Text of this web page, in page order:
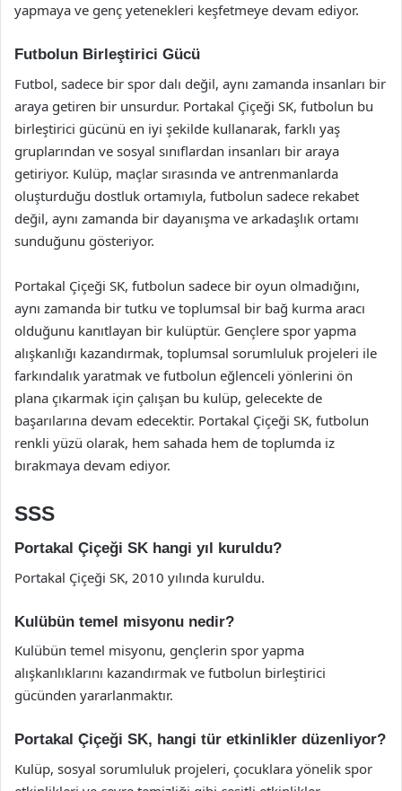
yapmaya ve genç yetenekleri keşfetmeye devam ediyor.
Futbolun Birleştirici Gücü
Futbol, sadece bir spor dalı değil, aynı zamanda insanları bir
araya getiren bir unsurdur. Portakal Çiçeği SK, futbolun bu
birleştirici gücünü en iyi şekilde kullanarak, farklı yaş
gruplarından ve sosyal sınıflardan insanları bir araya
getiriyor. Kulüp, maçlar sırasında ve antrenmanlarda
oluşturduğu dostluk ortamıyla, futbolun sadece rekabet
değil, aynı zamanda bir dayanışma ve arkadaşlık ortamı
sunduğunu gösteriyor.
Portakal Çiçeği SK, futbolun sadece bir oyun olmadığını,
aynı zamanda bir tutku ve toplumsal bir bağ kurma aracı
olduğunu kanıtlayan bir kulüptür. Gençlere spor yapma
alışkanlığı kazandırmak, toplumsal sorumluluk projeleri ile
farkındalık yaratmak ve futbolun eğlenceli yönlerini ön
plana çıkarmak için çalışan bu kulüp, gelecekte de
başarılarına devam edecektir. Portakal Çiçeği SK, futbolun
renkli yüzü olarak, hem sahada hem de toplumda iz
bırakmaya devam ediyor.
SSS
Portakal Çiçeği SK hangi yıl kuruldu?
Portakal Çiçeği SK, 2010 yılında kuruldu.
Kulübün temel misyonu nedir?
Kulübün temel misyonu, gençlerin spor yapma
alışkanlıklarını kazandırmak ve futbolun birleştirici
gücünden yararlanmaktır.
Portakal Çiçeği SK, hangi tür etkinlikler düzenliyor?
Kulüp, sosyal sorumluluk projeleri, çocuklara yönelik spor